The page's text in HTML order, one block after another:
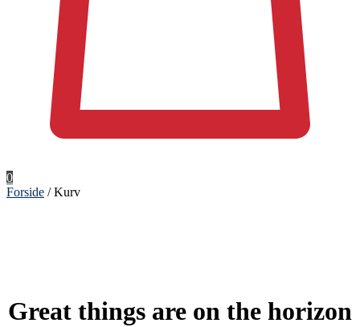
0
Forside /Kurv
Great things are on the horizon